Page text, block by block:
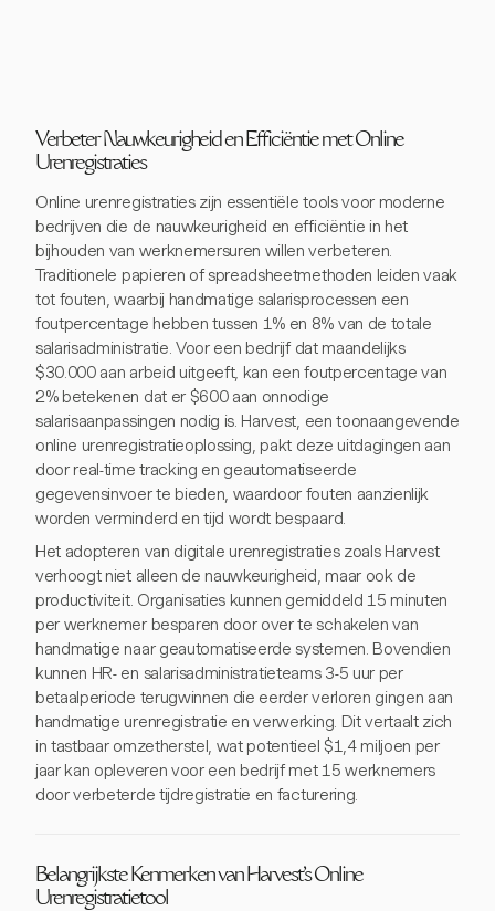
Verbeter Nauwkeurigheid en Efficiëntie met Online
Urenregistraties
Online urenregistraties zijn essentiële tools voor moderne
bedrijven die de nauwkeurigheid en efficiëntie in het
bijhouden van werknemersuren willen verbeteren.
Traditionele papieren of spreadsheetmethoden leiden vaak
tot fouten, waarbij handmatige salarisprocessen een
foutpercentage hebben tussen 1% en 8% van de totale
salarisadministratie. Voor een bedrijf dat maandelijks
$30.000 aan arbeid uitgeeft, kan een foutpercentage van
2% betekenen dat er $600 aan onnodige
salarisaanpassingen nodig is. Harvest, een toonaangevende
online urenregistratieoplossing, pakt deze uitdagingen aan
door real-time tracking en geautomatiseerde
gegevensinvoer te bieden, waardoor fouten aanzienlijk
worden verminderd en tijd wordt bespaard.
Het adopteren van digitale urenregistraties zoals Harvest
verhoogt niet alleen de nauwkeurigheid, maar ook de
productiviteit. Organisaties kunnen gemiddeld 15 minuten
per werknemer besparen door over te schakelen van
handmatige naar geautomatiseerde systemen. Bovendien
kunnen HR- en salarisadministratieteams 3-5 uur per
betaalperiode terugwinnen die eerder verloren gingen aan
handmatige urenregistratie en verwerking. Dit vertaalt zich
in tastbaar omzetherstel, wat potentieel $1,4 miljoen per
jaar kan opleveren voor een bedrijf met 15 werknemers
door verbeterde tijdregistratie en facturering.
Belangrijkste Kenmerken van Harvest's Online
Urenregistratietool